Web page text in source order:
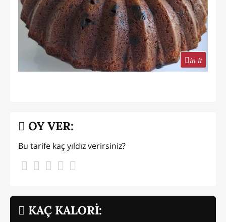
in it
KAÇ KALORİ:
OY VER:
Bu tarife kaç yıldız verirsiniz?